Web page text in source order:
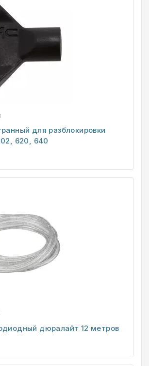
для разблокировки
620, 640
дюралайт 12 метров